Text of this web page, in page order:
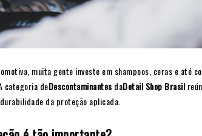
muita gente investe em shampoos, ceras e até
categoria deDescontaminantes daDetail Shop Brasil
da proteção aplicada.